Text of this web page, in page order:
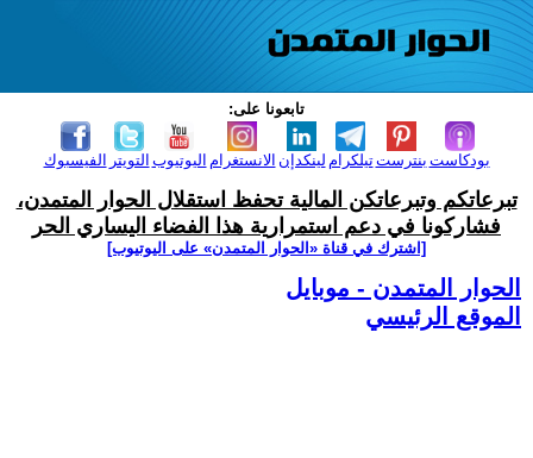
تابعونا على:
الفيسبوك التويتر اليوتيوب الانستغرام لينكدإن تيلكرامبنترست بودكاست
تبرعاتكم وتبرعاتكن المالية تحفظ استقلال الحوار المتمدن،
فشاركونا في دعم استمرارية هذا الفضاء اليساري الحر
[اشترك في قناة ‫«الحوار المتمدن» على اليوتيوب]
الحوار المتمدن - موبايل
الموقع الرئيسي